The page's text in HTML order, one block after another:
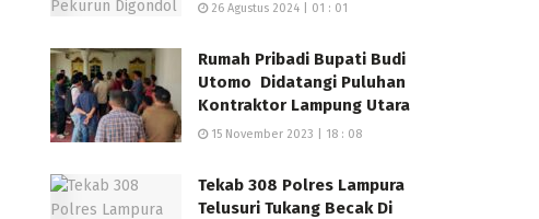
26 Agustus 2024 | 01 : 01
Rumah Pribadi Bupati Budi
Utomo Didatangi Puluhan
Kontraktor Lampung Utara
15 November 2023 | 18 : 08
Tekab 308 Polres Lampura
Telusuri Tukang Becak Di